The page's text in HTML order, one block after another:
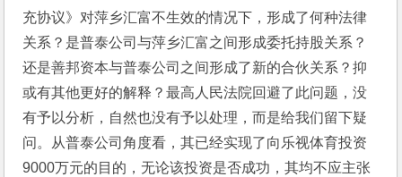
充协议》对萍乡汇富不生效的情况下，形成了何种法律
关系？是普泰公司与萍乡汇富之间形成委托持股关系？
还是善邦资本与普泰公司之间形成了新的合伙关系？抑
或有其他更好的解释？最高人民法院回避了此问题，没
有予以分析，自然也没有予以处理，而是给我们留下疑
问。从普泰公司角度看，其已经实现了向乐视体育投资
9000万元的目的，无论该投资是否成功，其均不应主张